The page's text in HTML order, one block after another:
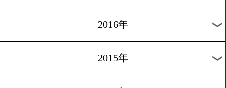
2023年
2022年